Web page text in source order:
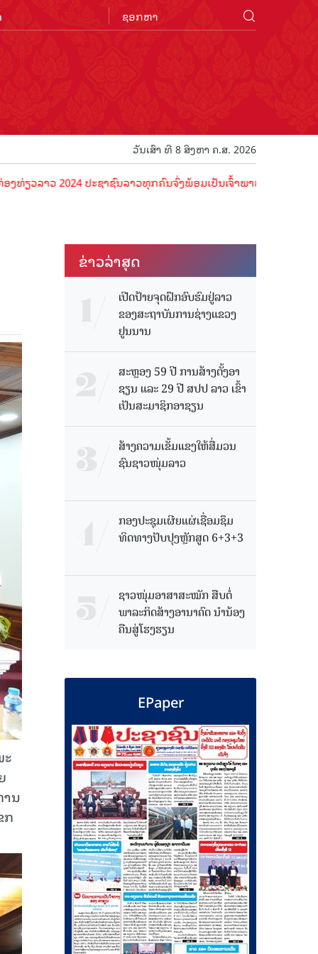
ວັນເສົາ ທີ 8 ສິງຫາ ຄ.ສ. 2026
ວ 2024 ປະຊາຊົນລາວທຸກຄົນຈົ່ງພ້ອມເປັນເຈົ້າພາບທີ່ດີ ຕ້ອນຮັບນັກທ່ອງ
ນ
ກ
ຂ່າວ​ລ່າ​ສຸດ
ເປີດປ້າຍຈຸດຝຶກອົບຮົມຢູ່ລາວ
ຂອງສະຖາບັນການຊ່າງແຂວງ
ຢູນນານ
ສະຫຼອງ 59 ປີ ການສ້າງຕັ້ງອາ
ຊຽນ ແລະ 29 ປີ ສປປ ລາວ ເຂົ້າ
ເປັນສະມາຊິກອາຊຽນ
ສ້າງຄວາມເຂັ້ມແຂງໃຫ້ສື່ມວນ
ຊົນຊາວໜຸ່ມລາວ
ກອງປະຊຸມເຜີຍແຜ່ເຊື່ອມຊຶມ
ທິດທາງປັບປຸງຫຼັກສູດ 6+3+3
ຊາວໜຸ່ມອາສາສະໝັກ ສືບຕໍ່
ພາລະກິດສ້າງອານາຄົດ ນໍານ້ອງ
ຄືນສູ່ໂຮງຮຽນ
EPaper